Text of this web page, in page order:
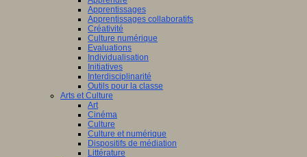
Apprentissages
Apprentissages collaboratifs
Créativité
Culture numérique
Evaluations
Individualisation
Initiatives
Interdisciplinarité
Outils pour la classe
Arts et Culture
Art
Cinéma
Culture
Culture et numérique
Dispositifs de médiation
Littérature